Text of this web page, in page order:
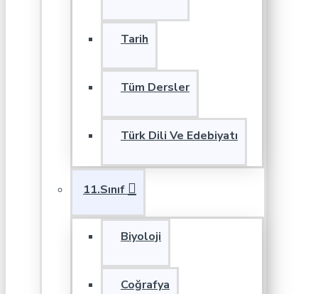
Tarih
Tüm Dersler
Türk Dili Ve Edebiyatı
11.Sınıf
Biyoloji
Coğrafya